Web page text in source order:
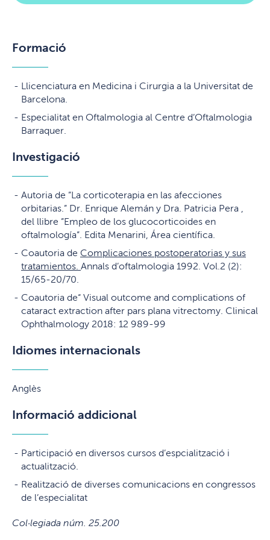
Formació
Llicenciatura en Medicina i Cirurgia a la Universitat de
Barcelona.
Especialitat en Oftalmologia al Centre d’Oftalmologia
Barraquer.
Investigació
Autoria de ”La corticoterapia en las afecciones
orbitarias.” Dr. Enrique Alemán y Dra. Patricia Pera ,
del llibre ”Empleo de los glucocorticoides en
oftalmología”. Edita Menarini, Área científica.
Coautoria de Complicaciones postoperatorias y sus
tratamientos. Annals d’oftalmologia 1992. Vol.2 (2):
15/65-20/70.
Coautoria de“ Visual outcome and complications of
cataract extraction after pars plana vitrectomy. Clinical
Ophthalmology 2018: 12 989-99
Idiomes internacionals
Anglès
Informació addicional
Participació en diversos cursos d’espcialització i
actualització.
Realització de diverses comunicacions en congressos
de l’especialitat
Col·legiada núm. 25.200